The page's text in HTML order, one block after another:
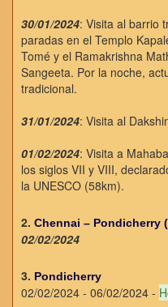
30/01/2024: Visita al barrio
paradas en el Templo
Tomé y el Ramakrishna
Sangeeta. Por la noche,
tradicional.
31/01/2024: Visita al
01/02/2024: Visita a
los siglos VII y VIII,
la UNESCO (58km).
2. Chennai – Pondicherry
02/02/2024
3. Pondicherry
02/02/2024 - 06/02/2024 -